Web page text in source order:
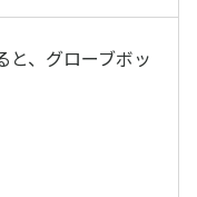
と、グローブボッ